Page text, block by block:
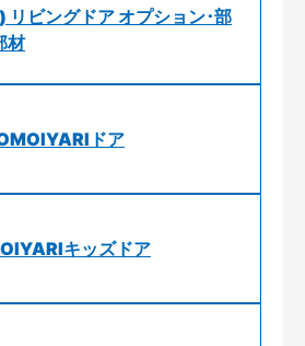
ビングドア オプション･部
材
ドア
キッズドア